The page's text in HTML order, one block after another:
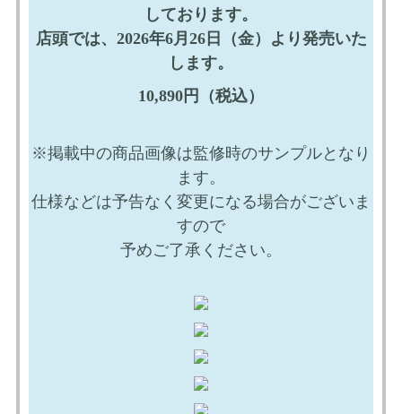
しております。
店頭では、2026年6月26日（金）より発売いた
します。
10,890円（税込）
※掲載中の商品画像は監修時のサンプルとなり
ます。
仕様などは予告なく変更になる場合がございま
すので
予めご了承ください。